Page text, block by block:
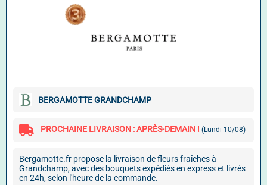
BERGAMOTTE GRANDCHAMP
PROCHAINE LIVRAISON : APRÈS-DEMAIN ! (Lundi 10/08)
Bergamotte.fr propose la livraison de fleurs fraîches à
Grandchamp, avec des bouquets expédiés en express et livrés
en 24h, selon l'heure de la commande.